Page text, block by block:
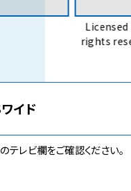
Licensed
rights
イド
レビ欄をご確認ください。